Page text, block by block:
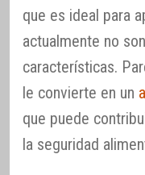
que es ideal para
actualmente no
características.
le convierte en un
que puede
la seguridad